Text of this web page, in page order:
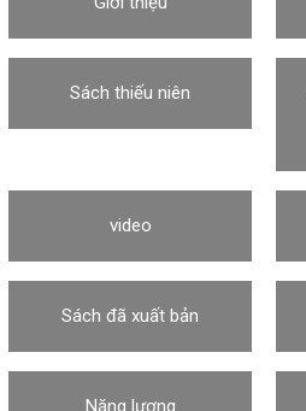
Sách thiếu niên
video
Sách đã xuất bản
Năng lượng